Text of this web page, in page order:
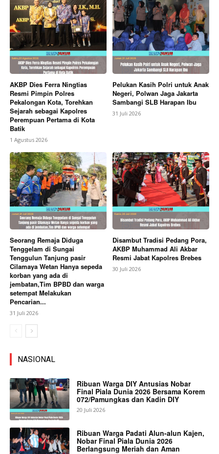
AKBP Dies Ferra Ningtias
Resmi Pimpin Polres
Pekalongan Kota, Torehkan
Sejarah sebagai Kapolres
Perempuan Pertama di Kota
Batik
1 Agustus 2026
Pelukan Kasih Polri untuk Anak
Negeri, Polwan Jaga Jakarta
Sambangi SLB Harapan Ibu
31 Juli 2026
Seorang Remaja Diduga
Tenggelam di Sungai
Tenggulun Tanjung pasir
Cilamaya Wetan Hanya sepeda
korban yang ada di
jembatan,Tim BPBD dan warga
setempat Melakukan
Pencarian...
31 Juli 2026
Disambut Tradisi Pedang Pora,
AKBP Muhammad Ali Akbar
Resmi Jabat Kapolres Brebes
30 Juli 2026
NASIONAL
Ribuan Warga DIY Antusias Nobar
Final Piala Dunia 2026 Bersama Korem
072/Pamungkas dan Kadin DIY
20 Juli 2026
Ribuan Warga Padati Alun-alun Kajen,
Nobar Final Piala Dunia 2026
Berlangsung Meriah dan Aman